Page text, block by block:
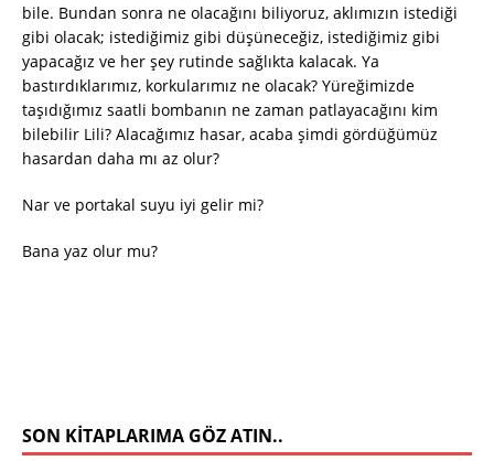
bile. Bundan sonra ne olacağını biliyoruz, aklımızın istediği
gibi olacak; istediğimiz gibi düşüneceğiz, istediğimiz gibi
yapacağız ve her şey rutinde sağlıkta kalacak. Ya
bastırdıklarımız, korkularımız ne olacak? Yüreğimizde
taşıdığımız saatli bombanın ne zaman patlayacağını kim
bilebilir Lili? Alacağımız hasar, acaba şimdi gördüğümüz
hasardan daha mı az olur?
Nar ve portakal suyu iyi gelir mi?
Bana yaz olur mu?
SON KITAPLARIMA GÖZ ATIN..